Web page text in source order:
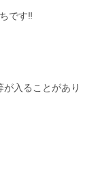
です‼︎
入ることがあり